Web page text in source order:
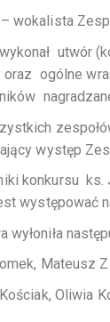
wokalista
utwór
oraz ogólne
występ
konkursu ks.
występować
wyłoniła
Mateusz
Oliwia